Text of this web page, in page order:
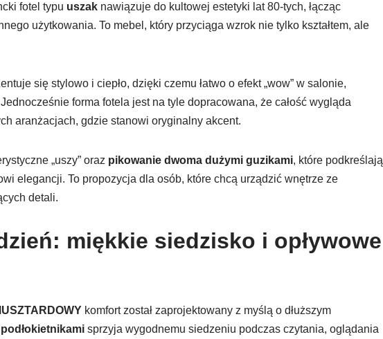
fotel typu uszak nawiązuje do kultowej estetyki lat 80-tych, łącząc
użytkowania. To mebel, który przyciąga wzrok nie tylko kształtem, ale
się stylowo i ciepło, dzięki czemu łatwo o efekt „wow” w salonie,
forma fotela jest na tyle dopracowana, że całość wygląda
aranżacjach, gdzie stanowi oryginalny akcent.
„uszy” oraz pikowanie dwoma dużymi guzikami, które podkreślają
elegancji. To propozycja dla osób, które chcą urządzić wnętrze ze
detali.
miękkie siedzisko i opływowe
komfort został zaprojektowany z myślą o dłuższym
podłokietnikami sprzyja wygodnemu siedzeniu podczas czytania, oglądania